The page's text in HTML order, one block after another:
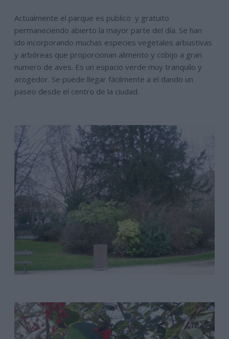
Actualmente el parque es publico y gratuito
permaneciendo abierto la mayor parte del día. Se han
ido incorporando muchas especies vegetales arbustivas
y arbóreas que proporcionan alimento y cobijo a gran
numero de aves. Es un espacio verde muy tranquilo y
acogedor. Se puede llegar fácilmente a el dando un
paseo desde el centro de la ciudad.